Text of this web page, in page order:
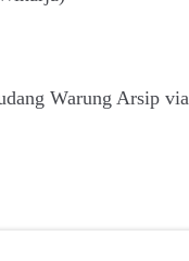
Warung Arsip via